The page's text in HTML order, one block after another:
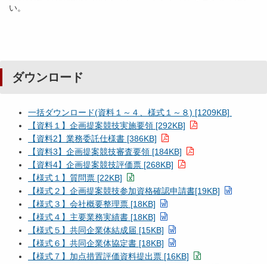
い。
ダウンロード
一括ダウンロード(資料１～４、様式１～８) [1209KB]
【資料１】企画提案競技実施要領 [292KB]
【資料2】業務委託仕様書 [386KB]
【資料3】企画提案競技審査要領 [184KB]
【資料4】企画提案競技評価票 [268KB]
【様式１】質問票 [22KB]
【様式２】企画提案競技参加資格確認申請書[19KB]
【様式３】会社概要整理票 [18KB]
【様式４】主要業務実績書 [18KB]
【様式５】共同企業体結成届 [15KB]
【様式６】共同企業体協定書 [18KB]
【様式７】加点措置評価資料提出票 [16KB]